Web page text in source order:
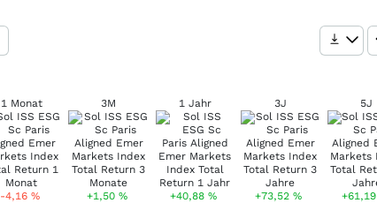
1 Monat
-4,16 %
3M
+1,50 %
1 Jahr
+40,88 %
3J
+73,52%
5J
+61,19